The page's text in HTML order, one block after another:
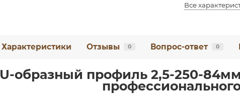
Все
Характеристики Отзывы 0 Вопрос-ответ 0
U-образный профиль 2,5-250-